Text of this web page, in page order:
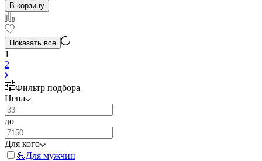
В корзину
Показать все
1
2
Фильтр подбора
Цена
до
Для кого
💪Для мужчин